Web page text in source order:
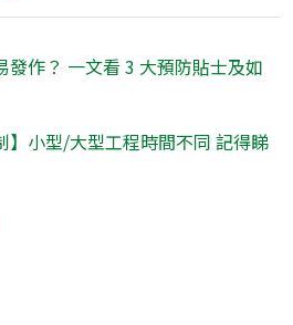
作？ 一文看 3 大預防貼士及如
】小型/大型工程時間不同 記得睇